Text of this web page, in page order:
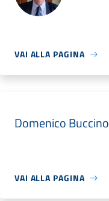
VAI ALLA PAGINA
Domenico Buccino
VAI ALLA PAGINA